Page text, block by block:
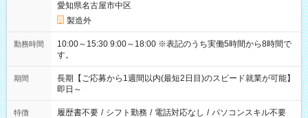
愛知県名古屋市中区
製造外
勤務時間
10:00～15:30 9:00～18:00 ※表記のうち実働5時間から8時間で
す。
期間
長期【ご応募から1週間以内(最短2日目)のスピード就業が可能】
即日～
特徴 履歴書不要 / シフト勤務 / 電話対応なし / パソコンスキル不要